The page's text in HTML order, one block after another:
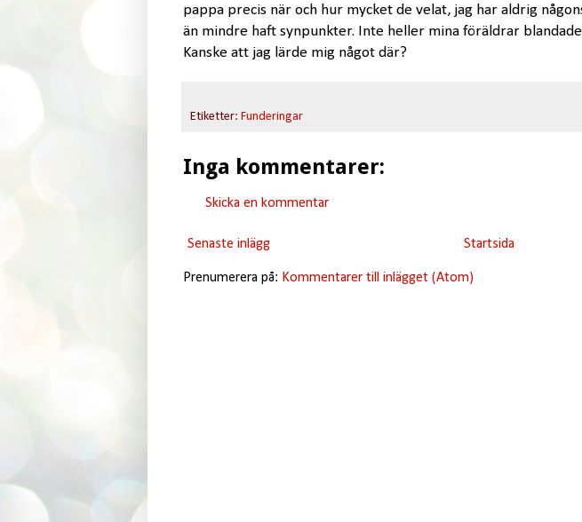
pappa precis när och hur mycket de velat, jag har aldrig
än mindre haft synpunkter. Inte heller mina föräldrar
Kanske att jag lärde mig något där?
Etiketter: Funderingar
Inga kommentarer:
Skicka en kommentar
Senaste inlägg Startsida
Prenumerera på: Kommentarer till inlägget (Atom)